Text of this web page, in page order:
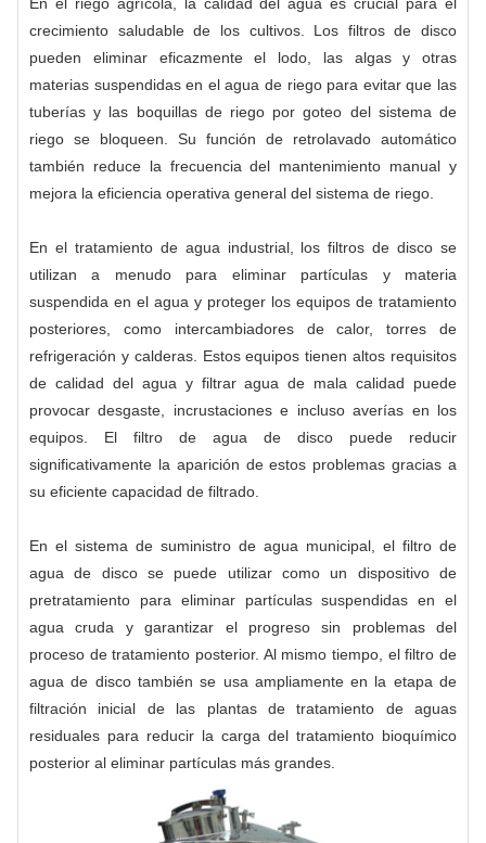
crecimiento saludable de los cultivos. Los filtros de disco
pueden eliminar eficazmente el lodo, las algas y otras
materias suspendidas en el agua de riego para evitar que las
tuberías y las boquillas de riego por goteo del sistema de
riego se bloqueen. Su función de retrolavado automático
también reduce la frecuencia del mantenimiento manual y
mejora la eficiencia operativa general del sistema de riego.
En el tratamiento de agua industrial, los filtros de disco se
utilizan a menudo para eliminar partículas y materia
suspendida en el agua y proteger los equipos de tratamiento
posteriores, como intercambiadores de calor, torres de
refrigeración y calderas. Estos equipos tienen altos requisitos
de calidad del agua y filtrar agua de mala calidad puede
provocar desgaste, incrustaciones e incluso averías en los
equipos. El filtro de agua de disco puede reducir
significativamente la aparición de estos problemas gracias a
su eficiente capacidad de filtrado.
En el sistema de suministro de agua municipal, el filtro de
agua de disco se puede utilizar como un dispositivo de
pretratamiento para eliminar partículas suspendidas en el
agua cruda y garantizar el progreso sin problemas del
proceso de tratamiento posterior. Al mismo tiempo, el filtro de
agua de disco también se usa ampliamente en la etapa de
filtración inicial de las plantas de tratamiento de aguas
residuales para reducir la carga del tratamiento bioquímico
posterior al eliminar partículas más grandes.